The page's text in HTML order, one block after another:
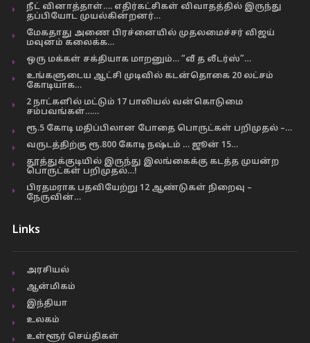
நீட் வினாத்தாள்…. எதிர்கட்சிகள் விவாதத்தில் இருந்து
தப்பியோட முயல்கின்றனர்…
மேகதாது அணை பிரச்னையில் முதலமைச்சர் விஜய்
மவுனம் கலைக்க…
ஒரு மக்கள் சக்தியாக மாறனும்… “வீ த லீடர்ஸ்”…
உங்களுடைய ஆட்சி முடிவில் கடன்தொகை 20 லட்சம்
கோடியாக…
2 நாட்களில் மட்டும் 17 பாலியல் வன்கொடுமை
சம்பவங்கள்……
ரூ.5 கோடி மதிப்பிலான போதை பொருட்கள் பறிமுதல் –…
வருடத்திற்கு ரூ.800 கோடி நஷ்டம் … ஜூன் 15…
தூத்துக்குடியில் இருந்து இலங்கைக்கு கடத்த முயன்ற
பொருட்கள் பறிமுதல்…!
பிரதமராக பதவியேற்று 12 ஆண்டுகள் நிறைவு –
நேருவின்…
Links
அரசியல்
ஆன்மிகம்
இந்தியா
உலகம்
உள்ளூர் செய்திகள்